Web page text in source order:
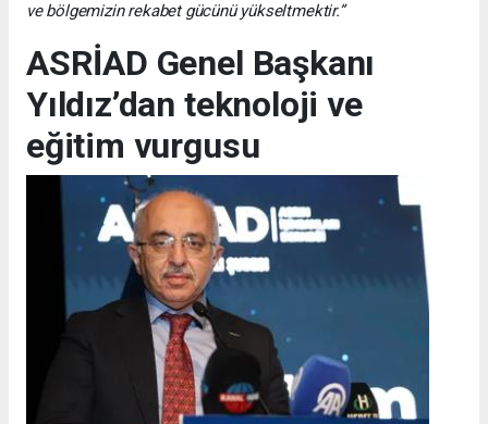
ve bölgemizin rekabet gücünü yükseltmektir.”
ASRİAD Genel Başkanı
Yıldız’dan teknoloji ve
eğitim vurgusu